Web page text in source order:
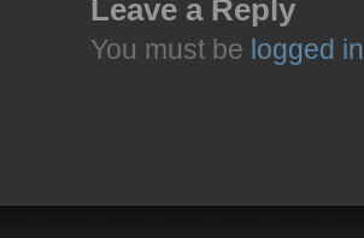
Leave a Reply
You must be logged in